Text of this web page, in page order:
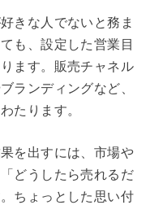
きな人でないと務ま
も、設定した営業目
ます。販売チャネル
ランディングなど、
たります。
を出すには、市場や
どうしたら売れるだ
ちょっとした思い付